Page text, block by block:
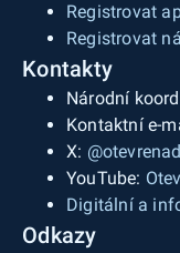
Registrovat
Registrovat
Kontakty
Národní
Kontaktní e-
X:
YouTube:
Digitální a
Odkazy